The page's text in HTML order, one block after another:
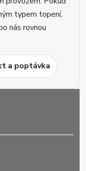
typem topení,
nás rovnou
a poptávka